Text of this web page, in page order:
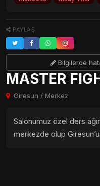
PAYLAŞ
Bilgilerde
MASTER
Giresun / Merkez
Salonumuz özel ders
merkezde olup